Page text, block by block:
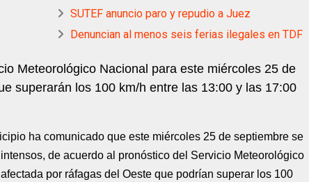
SUTEF anuncio paro y repudio a Juez
Denuncian al menos seis ferias ilegales en TDF
Meteorológico Nacional para este miércoles 25 de
superarán los 100 km/h entre las 13:00 y las 17:00
ha comunicado que este miércoles 25 de septiembre se
de acuerdo al pronóstico del Servicio Meteorológico
por ráfagas del Oeste que podrían superar los 100